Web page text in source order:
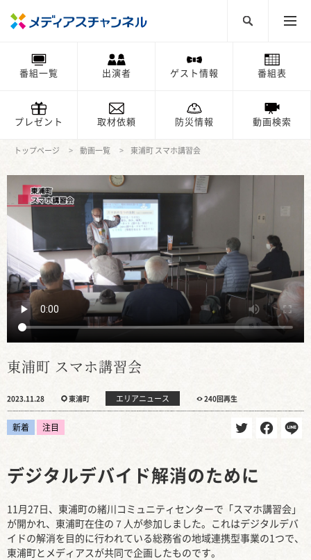
番組一覧 出演者 ゲスト情報 番組表
プレゼント 取材依頼 防災情報 動画検索
トップページ 動画一覧 東浦町 スマホ講習会
東浦町 スマホ講習会
2023.11.28 東浦町 エリアニュース 240回再生
新着 注目
デジタルデバイド解消のために
11月27日、東浦町の緒川コミュニティセンターで「スマホ講習会」
が開かれ、東浦町在住の７人が参加しました。これはデジタルデバ
イドの解消を目的に行われている総務省の地域連携型事業の1つで、
東浦町とメディアスが共同で企画したものです。